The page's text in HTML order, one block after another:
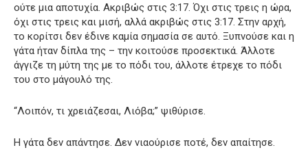
ούτε μια αποτυχία. Ακριβώς στις 3:17. Όχι στις τρεις η ώρα,
όχι στις τρεις και μισή, αλλά ακριβώς στις 3:17. Στην αρχή,
το κορίτσι δεν έδινε καμία σημασία σε αυτό. Ξυπνούσε και η
γάτα ήταν δίπλα της – την κοιτούσε προσεκτικά. Άλλοτε
άγγιζε τη μύτη της με το πόδι του, άλλοτε έτρεχε το πόδι
του στο μάγουλό της.
“Λοιπόν, τι χρειάζεσαι, Λιόβα;” ψιθύρισε.
Η γάτα δεν απάντησε. Δεν νιαούρισε ποτέ, δεν απαίτησε.